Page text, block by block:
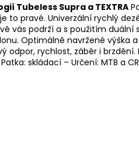
Tubeless Supra a TEXTRA
to pravé. Univerzální rychlý
vás podrží a s použitím duální
Optimálně navržené výška
odpor, rychlost, záběr i
skládací – Určení: MTB a